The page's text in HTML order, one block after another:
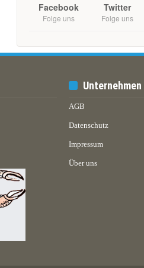
Facebook
Folge uns
Twitter
Folge uns
Unternehmen
AGB
Datenschutz
Impressum
Über uns